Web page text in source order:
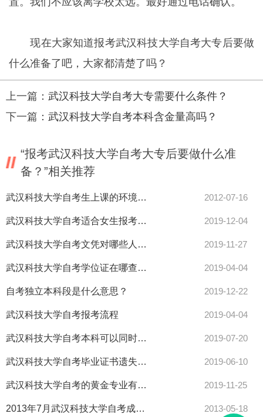
现在大家知道报考武汉科技大学自考大专后要做
什么准备了吧，大家都清楚了吗？
上一篇： 武汉科技大学自考大专需要什么条件？
下一篇： 武汉科技大学自考本科含金量高吗？
“报考武汉科技大学自考大专后要做什么准
备？”相关推荐
武汉科技大学自考生上课的环境跟统招生是一样的吗 2012-07-16
武汉科技大学自考适合女生报考的自考专业有哪些？ 2019-12-04
武汉科技大学自考文凭对哪些人有用？ 2019-11-27
武汉科技大学自考学位证在哪查询？ 2019-04-04
自考独立本科段是什么意思？ 2019-12-22
武汉科技大学自考报考流程 2019-04-04
武汉科技大学自考本科可以同时报考两个专业吗？ 2019-07-20
武汉科技大学自考毕业证书遗失了能补办吗？ 2019-06-10
武汉科技大学自考的黄金专业有哪些？ 2019-11-25
2013年7月武汉科技大学自考成绩复查方式 2013-05-18